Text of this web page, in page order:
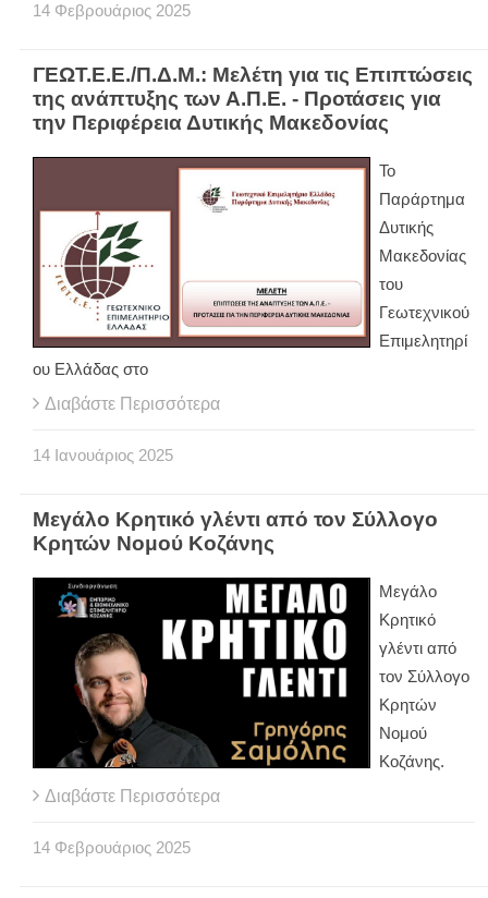
14 Φεβρουάριος 2025
ΓΕΩΤ.Ε.Ε./Π.Δ.Μ.: Μελέτη για τις Επιπτώσεις
της ανάπτυξης των Α.Π.Ε. - Προτάσεις για
την Περιφέρεια Δυτικής Μακεδονίας
Το
Παράρτημα
Δυτικής
Μακεδονίας
του
Γεωτεχνικού
Επιμελητηρί
ου Ελλάδας στο
Διαβάστε Περισσότερα
14 Ιανουάριος 2025
Μεγάλο Κρητικό γλέντι από τον Σύλλογο
Κρητών Νομού Κοζάνης
Μεγάλο
Κρητικό
γλέντι από
τον Σύλλογο
Κρητών
Νομού
Κοζάνης.
Διαβάστε Περισσότερα
14 Φεβρουάριος 2025